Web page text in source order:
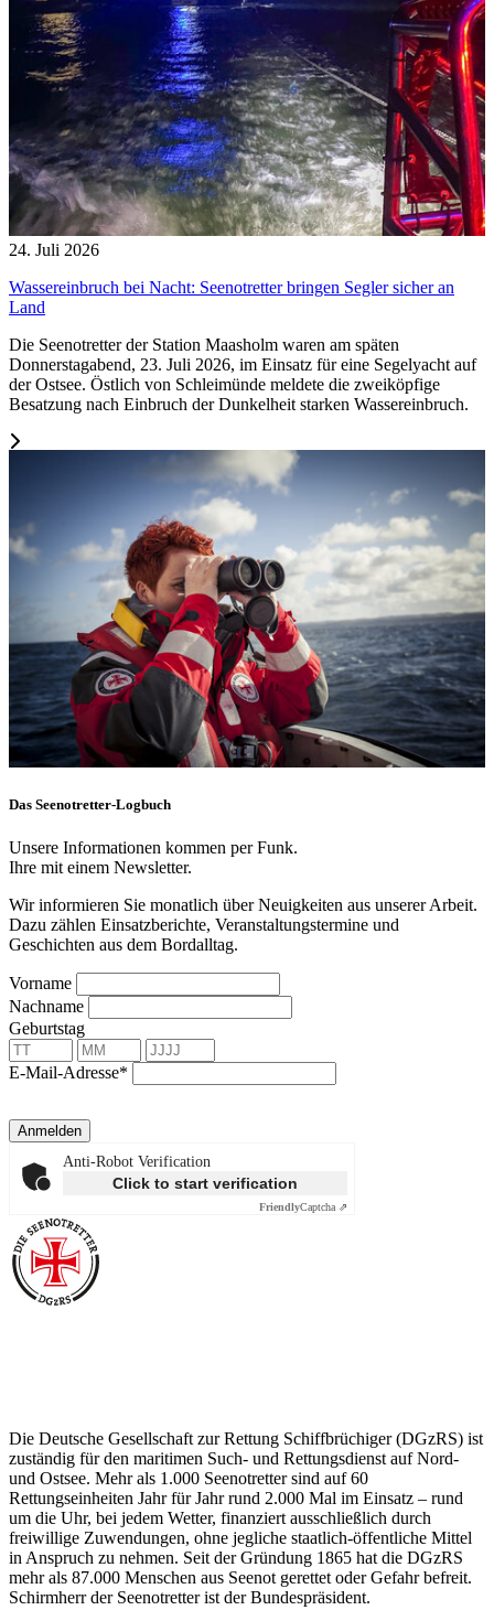
24. Juli 2026
Wassereinbruch bei Nacht: Seenotretter bringen Segler sicher an
Land
Die Seenotretter der Station Maasholm waren am späten
Donnerstagabend, 23. Juli 2026, im Einsatz für eine Segelyacht auf
der Ostsee. Östlich von Schleimünde meldete die zweiköpfige
Besatzung nach Einbruch der Dunkelheit starken Wassereinbruch.
Das Seenotretter-Logbuch
Unsere Informationen kommen per Funk.
Ihre mit einem Newsletter.
Wir informieren Sie monatlich über Neuigkeiten aus unserer Arbeit.
Dazu zählen Einsatzberichte, Veranstaltungstermine und
Geschichten aus dem Bordalltag.
Vorname
Nachname
Geburtstag
E-Mail-Adresse*
Anmelden
Anti-Robot Verification
Click to start verification
FriendlyCaptcha ⇗
Die Deutsche Gesellschaft zur Rettung Schiffbrüchiger (DGzRS) ist
zuständig für den maritimen Such- und Rettungsdienst auf Nord-
und Ostsee. Mehr als 1.000 Seenotretter sind auf 60
Rettungseinheiten Jahr für Jahr rund 2.000 Mal im Einsatz – rund
um die Uhr, bei jedem Wetter, finanziert ausschließlich durch
freiwillige Zuwendungen, ohne jegliche staatlich-öffentliche Mittel
in Anspruch zu nehmen. Seit der Gründung 1865 hat die DGzRS
mehr als 87.000 Menschen aus Seenot gerettet oder Gefahr befreit.
Schirmherr der Seenotretter ist der Bundespräsident.